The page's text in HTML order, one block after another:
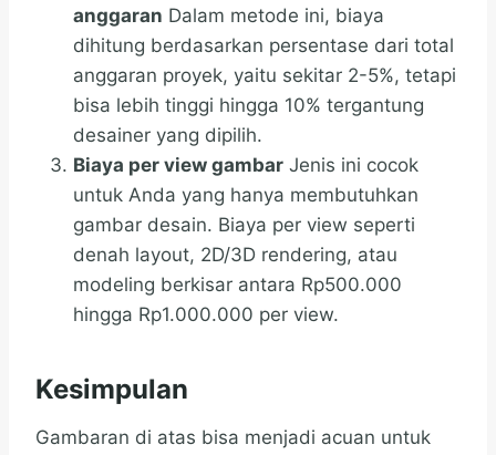
anggaran Dalam metode ini, biaya
dihitung berdasarkan persentase dari total
anggaran proyek, yaitu sekitar 2-5%, tetapi
bisa lebih tinggi hingga 10% tergantung
desainer yang dipilih.
Biaya per view gambar Jenis ini cocok
untuk Anda yang hanya membutuhkan
gambar desain. Biaya per view seperti
denah layout, 2D/3D rendering, atau
modeling berkisar antara Rp500.000
hingga Rp1.000.000 per view.
Kesimpulan
Gambaran di atas bisa menjadi acuan untuk